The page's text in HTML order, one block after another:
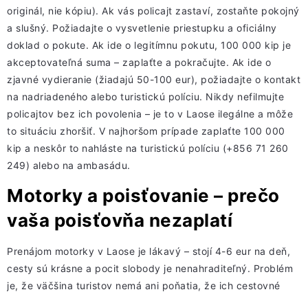
originál, nie kópiu). Ak vás policajt zastaví, zostaňte pokojný
a slušný. Požiadajte o vysvetlenie priestupku a oficiálny
doklad o pokute. Ak ide o legitímnu pokutu, 100 000 kip je
akceptovateľná suma – zaplaťte a pokračujte. Ak ide o
zjavné vydieranie (žiadajú 50-100 eur), požiadajte o kontakt
na nadriadeného alebo turistickú políciu. Nikdy nefilmujte
policajtov bez ich povolenia – je to v Laose ilegálne a môže
to situáciu zhoršiť. V najhoršom prípade zaplaťte 100 000
kip a neskôr to nahláste na turistickú políciu (+856 71 260
249) alebo na ambasádu.
Motorky a poisťovanie – prečo
vaša poisťovňa nezaplatí
Prenájom motorky v Laose je lákavý – stojí 4-6 eur na deň,
cesty sú krásne a pocit slobody je nenahraditeľný. Problém
je, že väčšina turistov nemá ani poňatia, že ich cestovné